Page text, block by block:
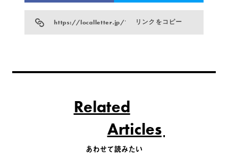
https://localletter.jp/?p=19225リンクをコピー
Related
Articles
あわせて読みたい